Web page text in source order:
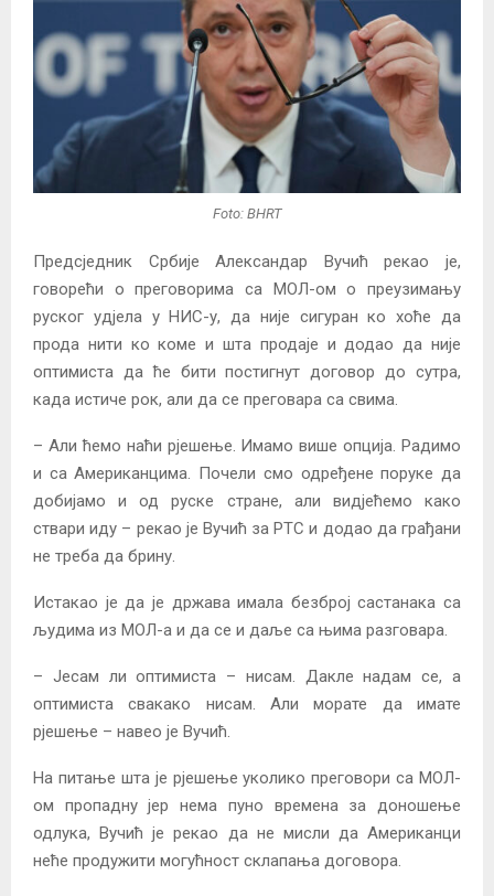
Foto: BHRT
Предсједник Србије Александар Вучић рекао је,
говорећи о преговорима са МОЛ-ом о преузимању
руског удјела у НИС-у, да није сигуран ко хоће да
прода нити ко коме и шта продаје и додао да није
оптимиста да ће бити постигнут договор до сутра,
када истиче рок, али да се преговара са свима.
– Али ћемо наћи рјешење. Имамо више опција. Радимо
и са Американцима. Почели смо одређене поруке да
добијамо и од руске стране, али видјећемо како
ствари иду – рекао је Вучић за РТС и додао да грађани
не треба да брину.
Истакао је да је држава имала безброј састанака са
људима из МОЛ-а и да се и даље са њима разговара.
– Јесам ли оптимиста – нисам. Дакле надам се, а
оптимиста свакако нисам. Али морате да имате
рјешење – навео је Вучић.
На питање шта је рјешење уколико преговори са МОЛ-
ом пропадну јер нема пуно времена за доношење
одлука, Вучић је рекао да не мисли да Американци
неће продужити могућност склапања договора.